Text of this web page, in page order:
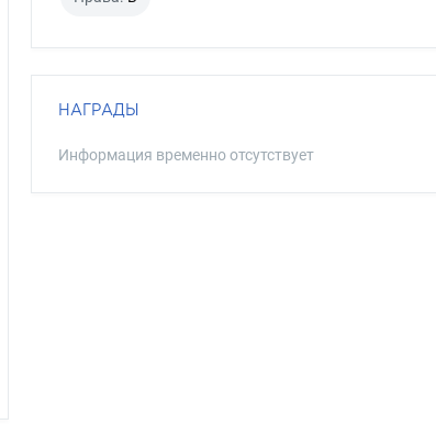
НАГРАДЫ
Информация временно отсутствует